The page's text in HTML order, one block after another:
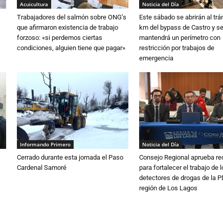
Acuicultura
Trabajadores del salmón sobre ONG’s
que afirmaron existencia de trabajo
forzoso: «si perdemos ciertas
condiciones, alguien tiene que pagar»
Noticia del Día
Este sábado se abrirán al
km del bypass de Castro y se
mantendrá un perímetro con
restricción por trabajos de
emergencia
Informando Primero
Cerrado durante esta jornada el Paso
Cardenal Samoré
Noticia del Día
Consejo Regional aprueba
para fortalecer el trabajo de
detectores de drogas de la
región de Los Lagos